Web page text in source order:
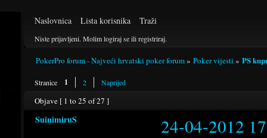
Naslovnica Lista korisnika Traži
Niste prijavljeni. Molim logiraj se ili registriraj.
PokerPro forum - Najveći hrvatski poker forum» Poker vijesti » PS
Stranice 1 2 Naprijed
Objave [ 1 to 25 of 27 ]
SuinimiruS 24-04-2012